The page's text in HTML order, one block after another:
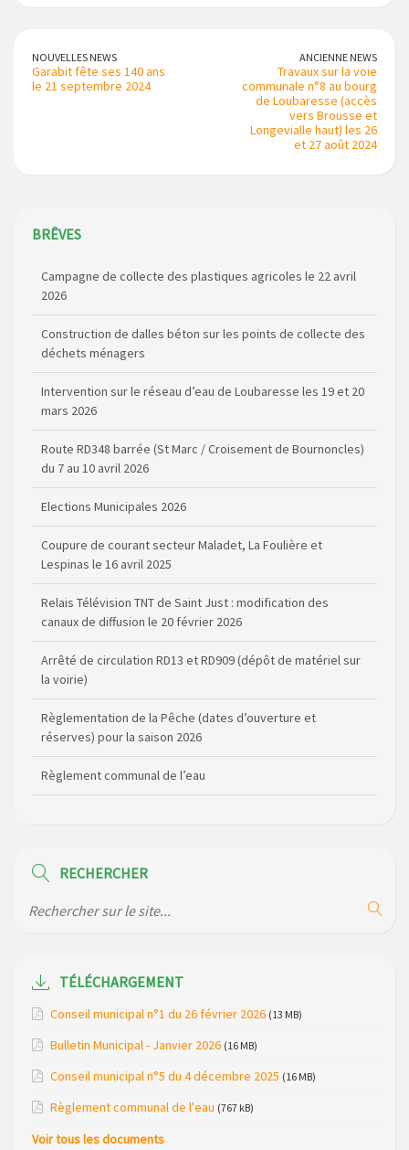
NOUVELLES NEWS
Garabit fête ses 140 ans
le 21 septembre 2024
ANCIENNE NEWS
Travaux sur la voie
communale n°8 au bourg
de Loubaresse (accès
vers Brousse et
Longevialle haut) les 26
et 27 août 2024
BRÊVES
Construction de dalles béton sur les points de collecte des
Intervention sur le réseau d’eau de Loubaresse les 19 et 20
Route RD348 barrée (St Marc / Croisement de Bournoncles)
Elections Municipales 2026
Coupure de courant secteur Maladet, La Foulière et
Relais Télévision TNT de Saint Just : modification des
Arrêté de circulation RD13 et RD909 (dépôt de matériel sur
Règlementation de la Pêche (dates d’ouverture et
Règlement communal de l’eau
Agenda Culturel de Saint Flour Communauté Janvier à Juin
Modification des horaires (et lieux) pour les permanences
de la gendarmerie
Maison des services de Ruynes en Margeride – programme
Modification de gestion du camping de Saint Just, ses
Loubaresse le vendredi 20 mars 2026
2026
RECHERCHER
TÉLÉCHARGEMENT
Conseil municipal n°1 du 26 février 2026 (13 MB)
Bulletin Municipal - Janvier 2026 (16 MB)
Conseil municipal n°5 du 4 décembre 2025 (16 MB)
Règlement communal de l'eau (767 kB)
Voir tous les documents